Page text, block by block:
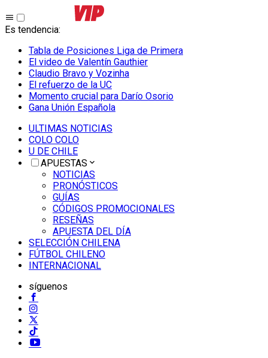
Es tendencia:
Tabla de Posiciones Liga de Primera
El video de Valentín Gauthier
Claudio Bravo y Vozinha
El refuerzo de la UC
Momento crucial para Darío Osorio
Gana Unión Española
ULTIMAS NOTICIAS
COLO COLO
U DE CHILE
APUESTAS
NOTICIAS
PRONÓSTICOS
GUÍAS
CÓDIGOS PROMOCIONALES
RESEÑAS
APUESTA DEL DÍA
SELECCIÓN CHILENA
FÚTBOL CHILENO
INTERNACIONAL
síguenos